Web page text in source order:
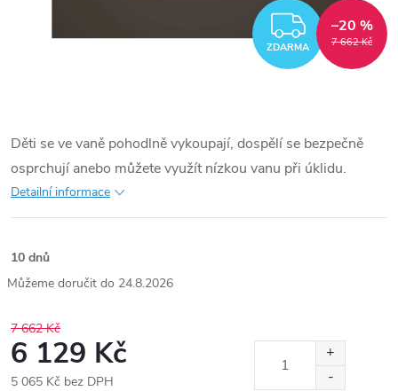
ZDARMA 7 662 Kč
–20 %
Děti se ve vaně pohodlně vykoupají, dospělí se bezpečně
osprchují anebo můžete využít nízkou vanu při úklidu.
Detailní informace
10 dnů
24.8.2026
7 662 Kč
6 129 Kč
5 065 Kč bez DPH